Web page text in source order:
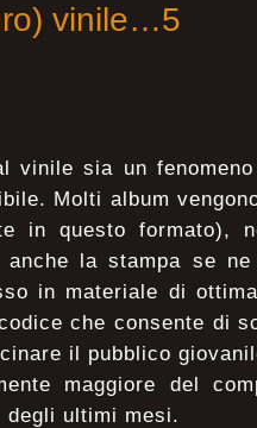
vinile…5
vinile sia un fenomeno
Molti album
in questo formato),
anche la stampa se
in materiale di
che consente di
il pubblico
maggiore del
ultimi mesi.